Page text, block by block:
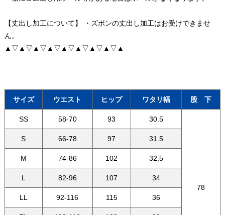
【丈出し加工について】 ・ズボンの丈出し加工はお受けできませ
ん。
▲▽▲▽▲▽▲▽▲▽▲▽▲▽▲▽▲
サイズ ウエスト ヒップ ワタリ幅 股 下
SS 58-70 93 30.5
78
S 66-78 97 31.5
M 74-86 102 32.5
L 82-96 107 34
LL 92-116 115 36